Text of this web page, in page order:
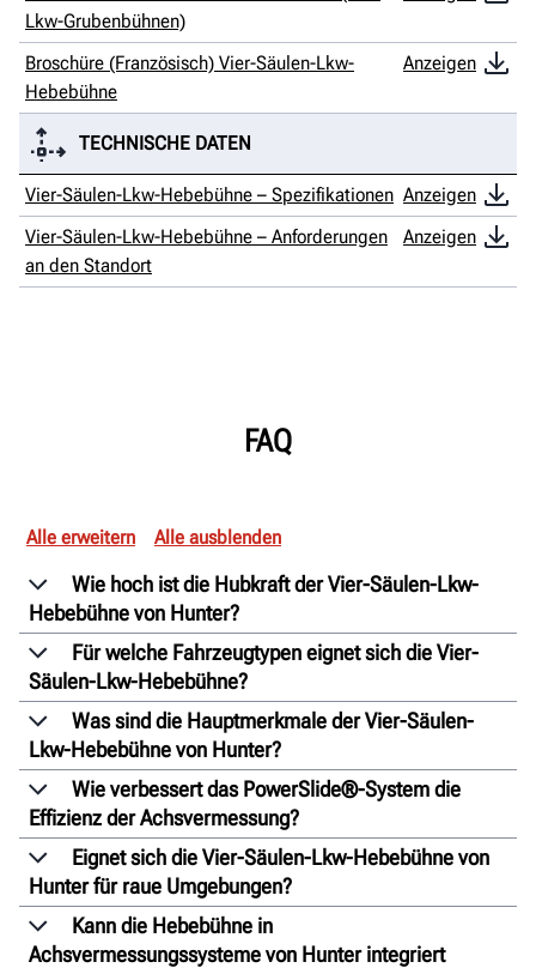
Lkw-Grubenbühnen)
Broschüre (Französisch) Vier-Säulen-Lkw-
Hebebühne
Anzeigen
TECHNISCHE DATEN
Vier-Säulen-Lkw-Hebebühne – Spezifikationen Anzeigen
Vier-Säulen-Lkw-Hebebühne – Anforderungen
an den Standort
Anzeigen
FAQ
Alle erweitern Alle ausblenden
Wie hoch ist die Hubkraft der Vier-Säulen-Lkw-
Hebebühne von Hunter?
Für welche Fahrzeugtypen eignet sich die Vier-
Säulen-Lkw-Hebebühne?
Was sind die Hauptmerkmale der Vier-Säulen-
Lkw-Hebebühne von Hunter?
Wie verbessert das PowerSlide®-System die
Effizienz der Achsvermessung?
Eignet sich die Vier-Säulen-Lkw-Hebebühne von
Hunter für raue Umgebungen?
Kann die Hebebühne in
Achsvermessungssysteme von Hunter integriert